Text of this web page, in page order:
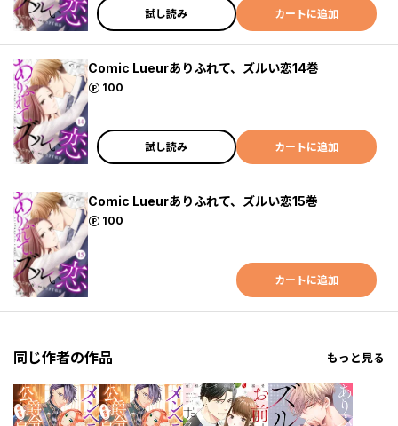
試し読み カートに追加
Comic Lueurありふれて、ズルい恋14巻
100
ポイント
試し読み カートに追加
Comic Lueurありふれて、ズルい恋15巻
100
ポイント
カートに追加
同じ作者の作品 もっと見る